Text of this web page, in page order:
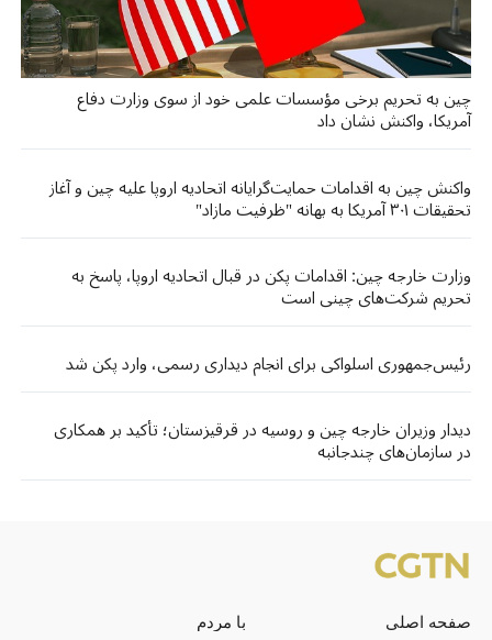
چین به تحریم برخی مؤسسات علمی خود از سوی وزارت دفاع
آمریکا، واکنش نشان داد
واکنش چین به اقدامات حمایت‌گرایانه اتحادیه اروپا علیه چین و آغاز
تحقیقات ۳۰۱ آمریکا به بهانه "ظرفیت مازاد"
وزارت خارجه چین: اقدامات پکن در قبال اتحادیه اروپا، پاسخ به
تحریم شرکت‌های چینی است
رئیس‌جمهوری اسلواکی برای انجام دیداری رسمی، وارد پکن شد
دیدار وزیران خارجه چین و روسیه در قرقیزستان؛ تأکید بر همکاری
در سازمان‌های چندجانبه
صفحه اصلی
با مردم